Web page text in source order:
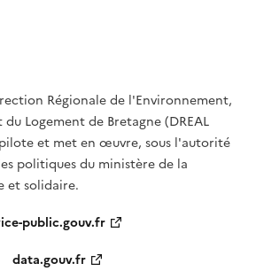
Régionale de l'Environnement,
Logement de Bretagne (DREAL
pilote et met en œuvre, sous l'autorité
politiques du ministère de la
et solidaire.
public.gouv.fr
data.gouv.fr